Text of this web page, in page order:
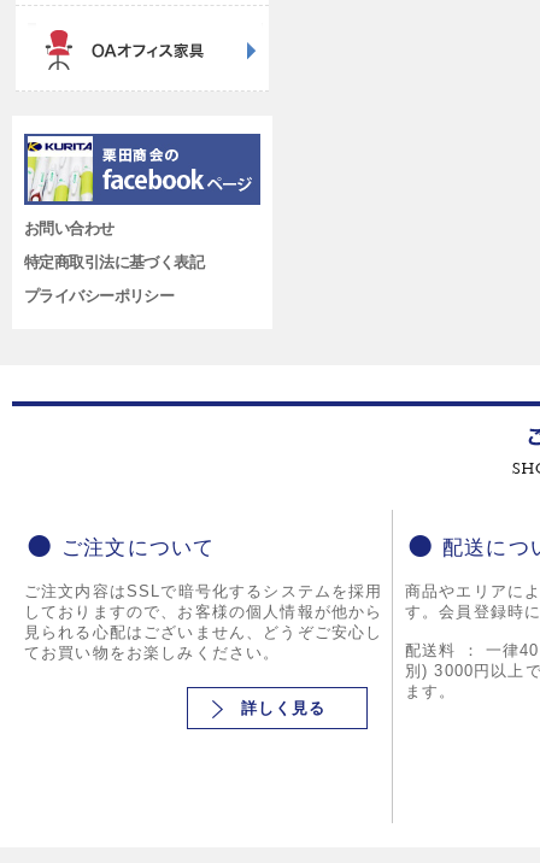
お問い合わせ
特定商取引法に基づく表記
プライバシーポリシー
ご注文について
ご注文内容はSSLで暗号化するシステムを採用
しておりますので、お客様の個人情報が他から
見られる心配はございません、どうぞご安心し
てお買い物をお楽しみください。
詳しく見る
配送につ
商品やエリアに
す。会員登録時
配送料 ： 一律
別) 3000円以上
ます。